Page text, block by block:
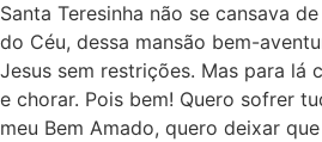
Santa Teresinha não se cansava
do Céu, dessa mansão bem-
Jesus sem restrições. Mas para lá
e chorar. Pois bem! Quero sofrer
meu Bem Amado, quero deixar